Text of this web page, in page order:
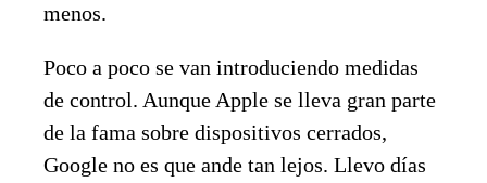
menos.
Poco a poco se van introduciendo medidas
de control. Aunque Apple se lleva gran parte
de la fama sobre dispositivos cerrados,
Google no es que ande tan lejos. Llevo días